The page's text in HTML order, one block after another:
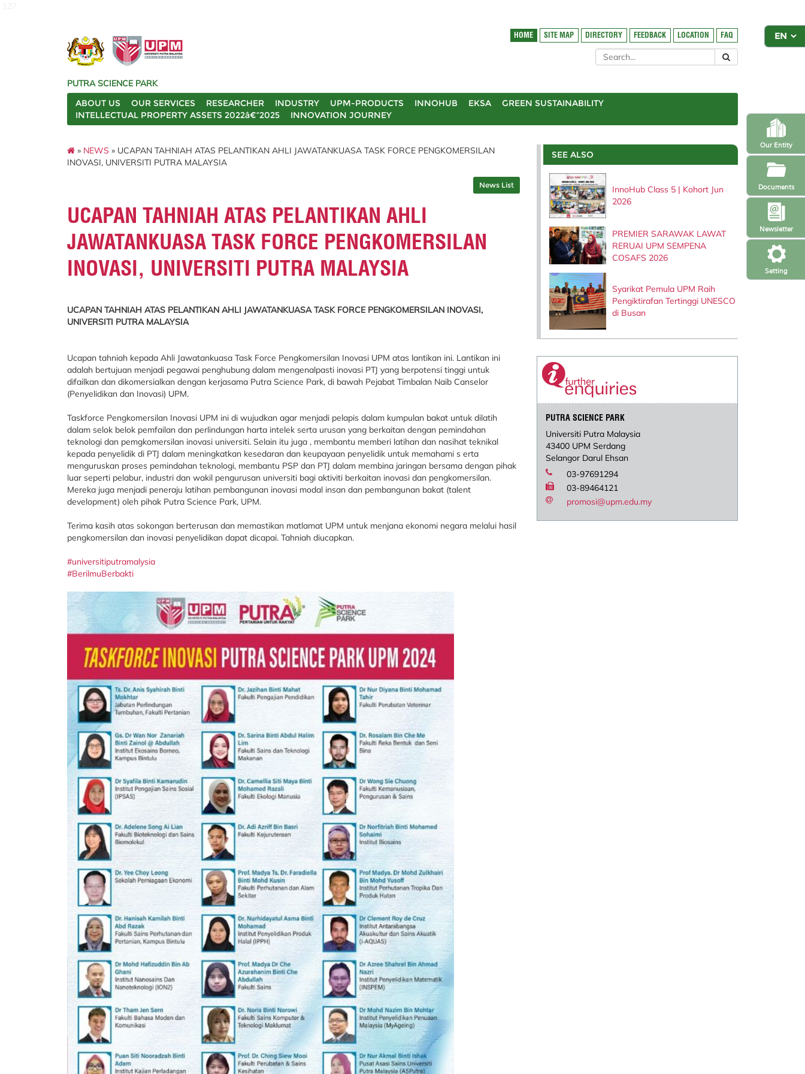
Setting
Newsletter
Our Entity
Documents
HOME SITE MAP DIRECTORY FEEDBACK LOCATION FAQ
PUTRA SCIENCE PARK
ABOUT US
OUR SERVICES RESEARCHER INDUSTRY UPM-PRODUCTS INNOHUB EKSA
GREEN SUSTAINABILITY
INTELLECTUAL PROPERTY ASSETS 2022â€“2025
INNOVATION JOURNEY
» NEWS » UCAPAN TAHNIAH ATAS PELANTIKAN AHLI JAWATANKUASA TASK FORCE PENGKOMERSILAN
INOVASI, UNIVERSITI PUTRA MALAYSIA
News List
UCAPAN TAHNIAH ATAS PELANTIKAN AHLI
JAWATANKUASA TASK FORCE PENGKOMERSILAN
INOVASI, UNIVERSITI PUTRA MALAYSIA
UCAPAN TAHNIAH ATAS PELANTIKAN AHLI JAWATANKUASA TASK FORCE PENGKOMERSILAN INOVASI,
UNIVERSITI PUTRA MALAYSIA
Ucapan tahniah kepada Ahli Jawatankuasa Task Force Pengkomersilan Inovasi UPM atas lantikan ini. Lantikan ini
adalah bertujuan menjadi pegawai penghubung dalam mengenalpasti inovasi PTJ yang berpotensi tinggi untuk
difailkan dan dikomersialkan dengan kerjasama Putra Science Park, di bawah Pejabat Timbalan Naib Canselor
(Penyelidikan dan Inovasi) UPM.
Taskforce Pengkomersilan Inovasi UPM ini di wujudkan agar menjadi pelapis dalam kumpulan bakat untuk dilatih
dalam selok belok pemfailan dan perlindungan harta intelek serta urusan yang berkaitan dengan pemindahan
teknologi dan pemgkomersilan inovasi universiti. Selain itu juga , membantu memberi latihan dan nasihat teknikal
kepada penyelidik di PTJ dalam meningkatkan kesedaran dan keupayaan penyelidik untuk memahami s erta
menguruskan proses pemindahan teknologi, membantu PSP dan PTJ dalam membina jaringan bersama dengan pihak
luar seperti pelabur, industri dan wakil pengurusan universiti bagi aktiviti berkaitan inovasi dan pengkomersilan.
Mereka juga menjadi peneraju latihan pembangunan inovasi modal insan dan pembangunan bakat (talent
development) oleh pihak Putra Science Park, UPM.
Terima kasih atas sokongan berterusan dan memastikan matlamat UPM untuk menjana ekonomi negara melalui hasil
pengkomersilan dan inovasi penyelidikan dapat dicapai. Tahniah diucapkan.
#universitiputramalysia
#BerilmuBerbakti
SEE ALSO
InnoHub Class 5 | Kohort Jun
2026
PREMIER SARAWAK LAWAT
RERUAI UPM SEMPENA
COSAFS 2026
Syarikat Pemula UPM Raih
Pengiktirafan Tertinggi UNESCO
di Busan
PUTRA SCIENCE PARK
Universiti Putra Malaysia
43400 UPM Serdang
Selangor Darul Ehsan
03-97691294
03-89464121
promosi@upm.edu.my